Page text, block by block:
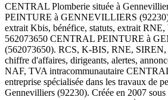
CENTRAL Plomberie située à
PEINTURE à GENNEVILLIERS
extrait Kbis, bénéfice, statuts, extrait RNE,
562073650 CENTRAL PEINTURE à
(562073650). RCS, K-BIS, RNE, SIREN,
chiffre d'affaires, dirigeants, alertes,
NAF, TVA intracommunautaire
entreprise spécialisée dans les travaux de
Gennevilliers (92230). Créée en 2007